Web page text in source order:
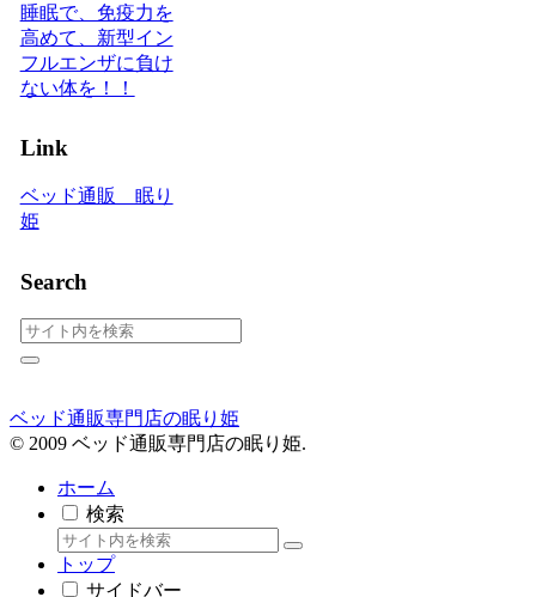
睡眠で、免疫力を
高めて、新型イン
フルエンザに負け
ない体を！！
Link
ベッド通販 眠り
姫
Search
ベッド通販専門店の眠り姫
© 2009 ベッド通販専門店の眠り姫.
ホーム
検索
トップ
サイドバー